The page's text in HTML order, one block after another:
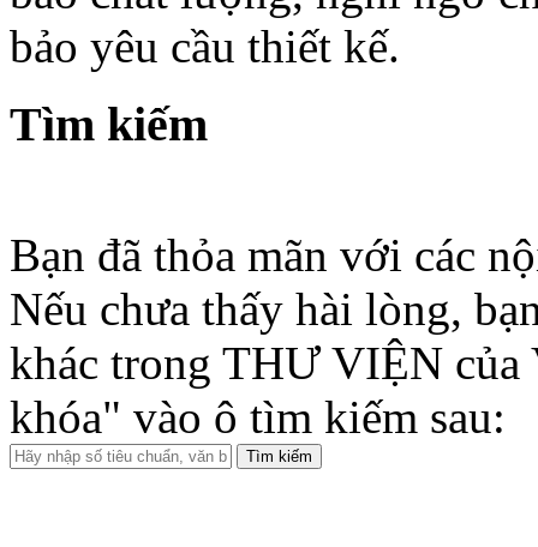
bảo yêu cầu thiết kế.
Tìm kiếm
Bạn đã thỏa mãn với các
Nếu chưa thấy hài lòng,
khác trong THƯ VIỆN của
khóa" vào ô tìm kiếm sau: